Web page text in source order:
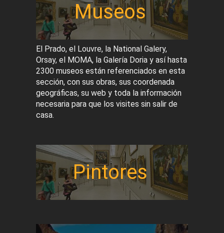
Museos
El Prado, el Louvre, la National Galery,
Orsay, el MOMA, la Galería Doria y así hasta
2300 museos están referenciados en esta
sección, con sus obras, sus coordenada
geográficas, su web y toda la información
necesaria para que los visites sin salir de
casa.
Pintores